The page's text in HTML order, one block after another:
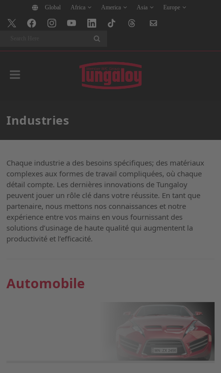
Global Africa America Asia Europe
Industries
Chaque industrie a des besoins spécifiques; des matériaux
complexes aux formes de travail compliquées, où chaque
détail compte. Les dernières innovations de Tungaloy
peuvent jouer un rôle clé dans votre réussite. En tant que
partenaire, nous mettons nos connaissances et notre
expérience entre vos mains en vous fournissant des
solutions d’usinage de haute qualité qui augmentent la
productivité et l’efficacité.
Automobile